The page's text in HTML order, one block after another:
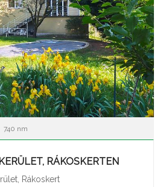
740 nm
RÁKOSKERTEN
Rákoskert